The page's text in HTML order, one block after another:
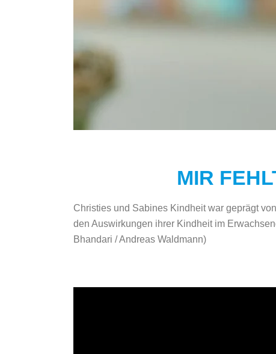
MIR
Christies und Sabines Kindheit war geprägt
den Auswirkungen ihrer Kindheit im
Bhandari / Andreas Waldmann)